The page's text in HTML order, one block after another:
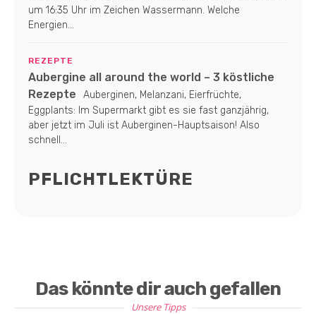
um 16:35 Uhr im Zeichen Wassermann. Welche
Energien...
REZEPTE
Aubergine all around the world – 3 köstliche
Rezepte
Auberginen, Melanzani, Eierfrüchte,
Eggplants: Im Supermarkt gibt es sie fast ganzjährig,
aber jetzt im Juli ist Auberginen-Hauptsaison! Also
schnell...
PFLICHTLEKTÜRE
Das könnte dir auch gefallen
Unsere Tipps